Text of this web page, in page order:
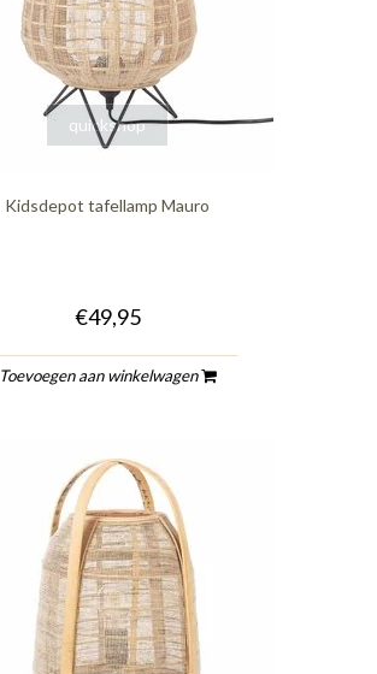
quickshop
Kidsdepot tafellamp Mauro
€49,95
Toevoegen aan winkelwagen